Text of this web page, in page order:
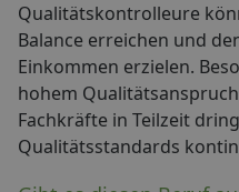
Qualitätskontrolleure
Balance erreichen und
Einkommen erzielen.
hohem
Fachkräfte in Teilzeit
Qualitätsstandards